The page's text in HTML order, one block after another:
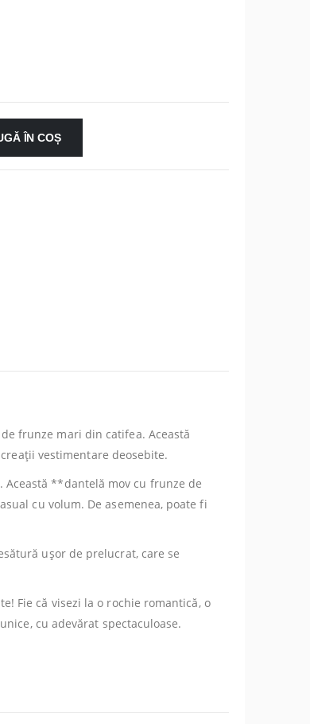
ÎN COȘ
frunze mari din catifea. Această
vestimentare deosebite.
**dantelă mov cu frunze de
cu volum. De asemenea, poate fi
ușor de prelucrat, care se
Fie că visezi la o rochie romantică, o
cu adevărat spectaculoase.